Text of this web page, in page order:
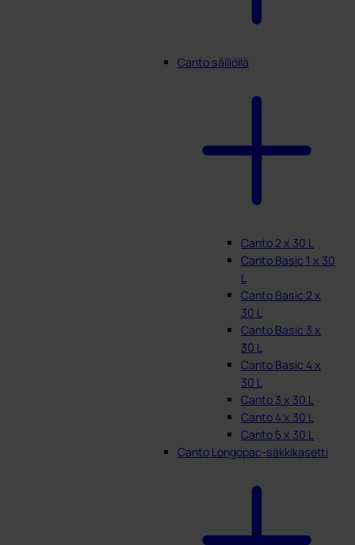
Canto säiliöllä
Canto 2 x 30 L
Canto Basic 1 x 30
L
Canto Basic 2 x
30 L
Canto Basic 3 x
30 L
Canto Basic 4 x
30 L
Canto 3 x 30 L
Canto 4 x 30 L
Canto 5 x 30 L
Canto Longopac-säkkikasetti